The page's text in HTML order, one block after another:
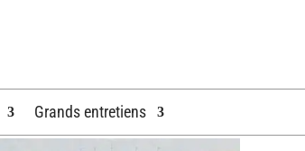
Grands entretiens